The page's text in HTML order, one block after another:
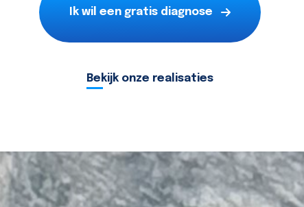
Ik wil een gratis diagnose
Bekijk onze realisaties